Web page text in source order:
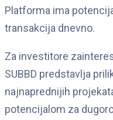
Platforma ima
transakcija dnevno.
Za investitore
SUBBD predstavlja
najnaprednijih
potencijalom za